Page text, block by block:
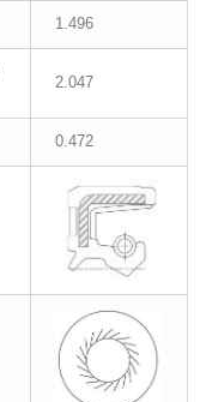
1.496
2.047
0.472